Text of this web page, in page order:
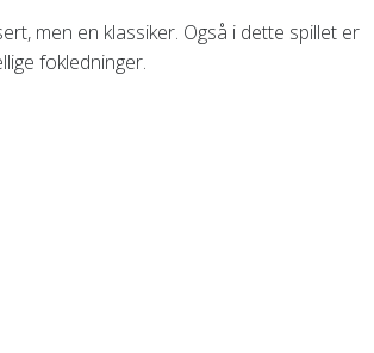
men en klassiker. Også i dette spillet er
fokledninger.